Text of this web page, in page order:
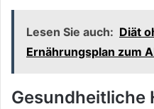
Lesen Sie auch: Diät
Ernährungsplan zum
Gesundheitliche